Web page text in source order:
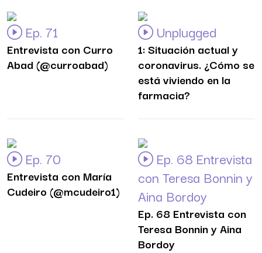
Ep. 71
Entrevista con Curro
Abad (@curroabad)
Unplugged
1: Situación actual y
coronavirus. ¿Cómo se
está viviendo en la
farmacia?
Ep. 70
Entrevista con María
Cudeiro (@mcudeiro1)
Ep. 68 Entrevista
con Teresa Bonnin y
Aina Bordoy
Ep. 68 Entrevista con
Teresa Bonnin y Aina
Bordoy